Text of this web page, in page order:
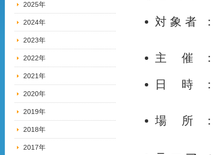
対 象 者 ：
主 催 ：
日 時 ：
場 所 ：
2025年
2024年
2023年
2022年
2021年
2020年
2019年
2018年
2017年